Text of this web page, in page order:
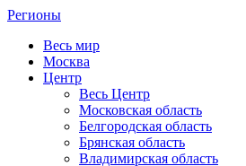
Регионы
Весь мир
Москва
Центр
Весь Центр
Московская область
Белгородская область
Брянская область
Владимирская область